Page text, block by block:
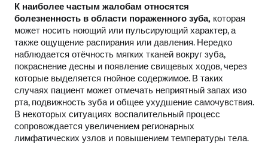
К наиболее частым жалобам относятся
болезненность в области пораженного зуба, которая
может носить ноющий или пульсирующий характер, а
также ощущение распирания или давления. Нередко
наблюдается отёчность мягких тканей вокруг зуба,
покраснение десны и появление свищевых ходов, через
которые выделяется гнойное содержимое. В таких
случаях пациент может отмечать неприятный запах изо
рта, подвижность зуба и общее ухудшение самочувствия.
В некоторых ситуациях воспалительный процесс
сопровождается увеличением регионарных
лимфатических узлов и повышением температуры тела.